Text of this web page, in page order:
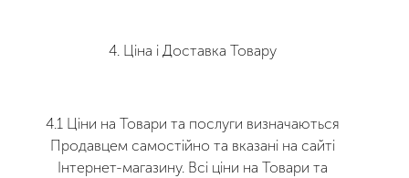
4. Ціна і Доставка Товару
4.1 Ціни на Товари та послуги визначаються
Продавцем самостійно та вказані на сайті
Інтернет-магазину. Всі ціни на Товари та